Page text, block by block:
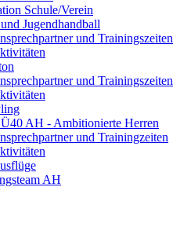
Schule/Verein
Jugendhandball
und Trainingszeiten
und Trainingszeiten
AH - Ambitionierte Herren
und Trainingzeiten
AH